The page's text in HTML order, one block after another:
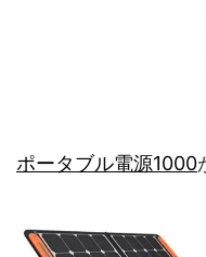
ポータブル電源1000